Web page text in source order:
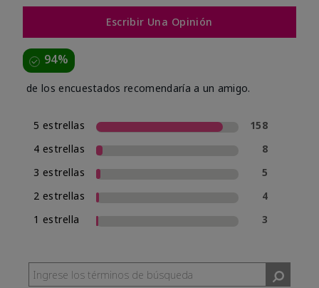
Escribir Una Opinión
94%
de los encuestados recomendaría a un amigo.
5 estrellas
158
4 estrellas
8
3 estrellas
5
2 estrellas
4
1 estrella
3